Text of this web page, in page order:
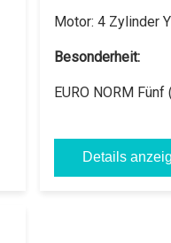
Motor:4 Zylinder
Besonderheit:
EURO NORM Fünf
Details